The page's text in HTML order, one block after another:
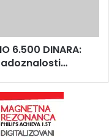
6.500 DINARA: